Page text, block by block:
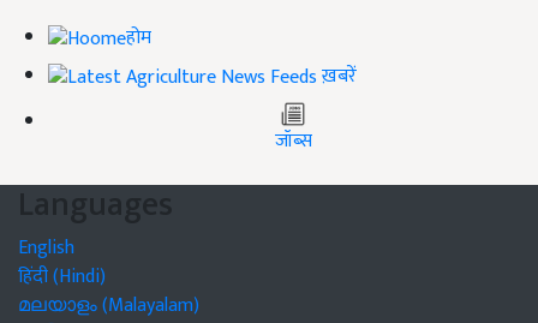
होम
ख़बरें
जॉब्स
Languages
English
हिंदी (Hindi)
മലയാളം (Malayalam)